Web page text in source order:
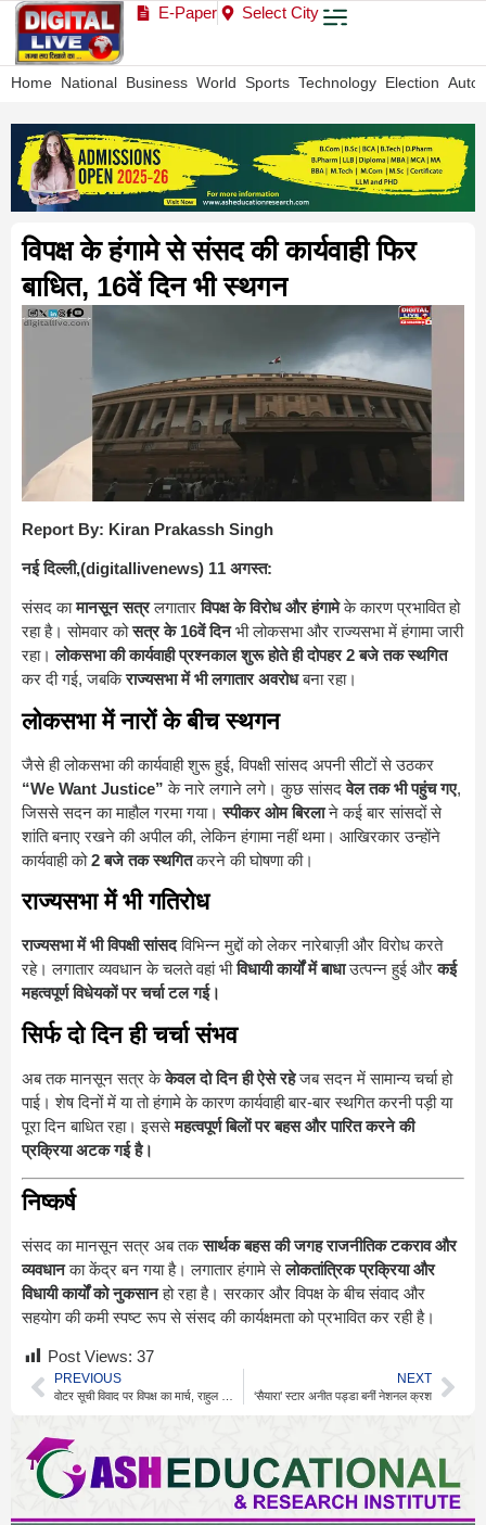
E-Paper Select City
Home National Business World Sports Technology Election Auto
विपक्ष के हंगामे से संसद की कार्यवाही फिर
बाधित, 16वें दिन भी स्थगन
Report By: Kiran Prakassh Singh
नई दिल्ली,(digitallivenews) 11 अगस्त:
संसद कामानसून सत्रलगातारविपक्ष के विरोध और हंगामेके कारण प्रभावित हो
रहा है। सोमवार कोसत्र के 16वें दिनभी लोकसभा और राज्यसभा में हंगामा जारी
रहा।लोकसभा की कार्यवाही प्रश्नकाल शुरू होते ही दोपहर 2 बजे तक स्थगित
कर दी गई, जबकिराज्यसभा में भी लगातार अवरोधबना रहा।
लोकसभा में नारों के बीच स्थगन
जैसे ही लोकसभा की कार्यवाही शुरू हुई, विपक्षी सांसद अपनी सीटों से उठकर
“We Want Justice” के नारे लगाने लगे। कुछ सांसदवेल तक भी पहुंच गए,
जिससे सदन का माहौल गरमा गया।स्पीकर ओम बिरलाने कई बार सांसदों से
शांति बनाए रखने की अपील की, लेकिन हंगामा नहीं थमा। आखिरकार उन्होंने
कार्यवाही को2 बजे तक स्थगितकरने की घोषणा की।
राज्यसभा में भी गतिरोध
राज्यसभा में भी विपक्षी सांसदविभिन्न मुद्दों को लेकर नारेबाज़ी और विरोध करते
रहे। लगातार व्यवधान के चलते वहां भीविधायी कार्यों में बाधाउत्पन्न हुई औरकई
महत्वपूर्ण विधेयकों पर चर्चा टल गई।
सिर्फ दो दिन ही चर्चा संभव
अब तक मानसून सत्र केकेवल दो दिन ही ऐसे रहेजब सदन में सामान्य चर्चा हो
पाई। शेष दिनों में या तो हंगामे के कारण कार्यवाही बार-बार स्थगित करनी पड़ी या
पूरा दिन बाधित रहा। इससेमहत्वपूर्ण बिलों पर बहस और पारित करने की
प्रक्रिया अटक गई है।
निष्कर्ष
संसद का मानसून सत्र अब तकसार्थक बहस की जगह राजनीतिक टकराव और
व्यवधानका केंद्र बन गया है। लगातार हंगामे सेलोकतांत्रिक प्रक्रिया और
विधायी कार्यों को नुकसानहो रहा है। सरकार और विपक्ष के बीच संवाद और
सहयोग की कमी स्पष्ट रूप से संसद की कार्यक्षमता को प्रभावित कर रही है।
Post Views: 37
PREVIOUS NEXT
‘सैयारा’ स्टार अनीत पड्डा बनीं नेशनल क्रश